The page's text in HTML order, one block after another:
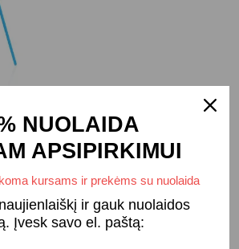
NUOLAIDA
APSIPIRKIMUI
kursams ir prekėms su nuolaida
ir gauk nuolaidos
Įvesk savo el. paštą: